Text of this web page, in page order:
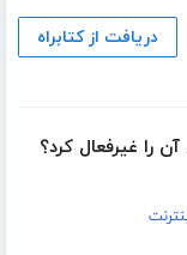
دریافت از کتابراه
را غیرفعال کرد؟